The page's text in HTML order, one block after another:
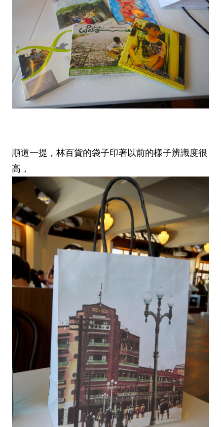
順道一提，林百貨的袋子印著以前的樣子辨識度很
高，